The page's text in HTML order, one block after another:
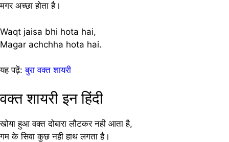
मगर अच्छा होता है।
Waqt jaisa bhi hota hai,
Magar achchha hota hai.
यह पढ़ें:बुरा वक्त शायरी
वक्त शायरी इन हिंदी
खोया हुआ वक्त दोबारा लौटकर नही आता है,
गम के सिवा कुछ नही हाथ लगता है।